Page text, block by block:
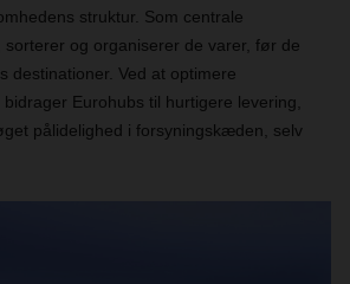
struktur. Som centrale
sorterer og organiserer de varer, før de
destinationer. Ved at optimere
Eurohubs til hurtigere levering,
pålidelighed i forsyningskæden, selv